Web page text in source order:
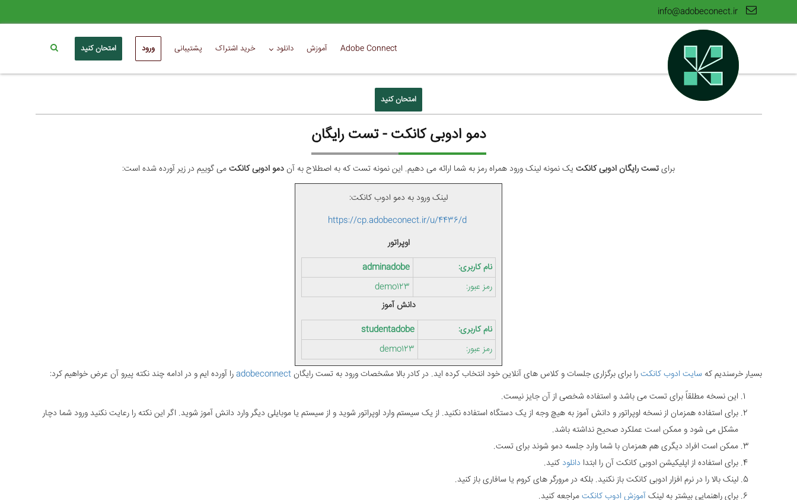
info@adobeconect.ir
Adobe Connect آموزش دانلود خرید اشتراک پشتیبانی ورود امتحان کنید
امتحان کنید
دمو ادوبی کانکت - تست رایگان
برایتست رایگان ادوبی کانکت یک نمونه لینک ورود همراه رمز به شما ارائه می دهیم. این نمونه تست که به اصطلاح به آندمو ادوبی کانکتمی گوییم در زیر آورده شده است:
لینک ورود به دمو ادوب کانکت:
https://cp.adobeconect.ir/u/4436/d
اوپراتور
نام کاربری:
adminadobe
رمز عبور:
demo123
دانش آموز
نام کاربری:
studentadobe
رمز عبور:
demo123
بسیار خرسندیم کهسایت ادوب کانکترا برای برگزاری جلسات و کلاس های آنلاین خود انتخاب کرده اید. در کادر بالا مشخصات ورود به تست رایگانadobeconnectرا آورده ایم و در ادامه چند نکته پیرو آن عرض خواهیم کرد:
این نسخه مطلقاً برای تست می باشد و استفاده شخصی از آن جایز نیست.
برای استفاده همزمان از نسخه اوپراتور و دانش آموز به هیچ وجه از یک دستگاه استفاده نکنید. از یک سیستم وارد اوپراتور شوید و از سیستم یا موبایلی دیگر وارد دانش آموز شوید. اگر این نکته را رعایت نکنید ورود شما دچار
مشکل می شود و ممکن است عملکرد صحیح نداشته باشد.
ممکن است افراد دیگری هم همزمان با شما وارد جلسه دمو شوند برای تست.
برای استفاده از اپلیکیشن ادوبی کانکت آن را ابتدا دانلود کنید.
لینک بالا را در نرم افزار ادوبی کانکت باز نکنید. بلکه در مرورگر های کروم یا سافاری باز کنید.
برای راهنمایی بیشتر به لینکآموزش ادوب کانکتمراجعه کنید.